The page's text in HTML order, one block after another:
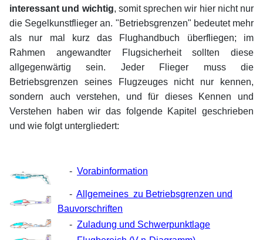
interessant und wichtig, somit sprechen wir hier nicht nur
die Segelkunstflieger an. "Betriebsgrenzen" bedeutet mehr
als nur mal kurz das Flughandbuch überfliegen; im
Rahmen angewandter Flugsicherheit sollten diese
allgegenwärtig sein. Jeder Flieger muss die
Betriebsgrenzen seines Flugzeuges nicht nur kennen,
sondern auch verstehen, und für dieses Kennen und
Verstehen haben wir das folgende Kapitel geschrieben
und wie folgt untergliedert:
- Vorabinformation
- Allgemeines zu Betriebsgrenzen und
Bauvorschriften
- Zuladung und Schwerpunktlage